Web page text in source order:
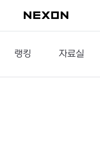
랭킹
던전랭킹
자료실
다운로드